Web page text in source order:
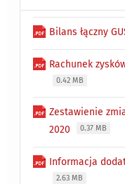
Bilans łączny
Rachunek
0.42 MB
Zestawienie
2020
0.37 MB
Informacja
2.63 MB